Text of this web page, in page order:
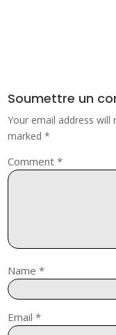
Soumettre un
Your email address will
marked*
Comment*
Name*
Email*